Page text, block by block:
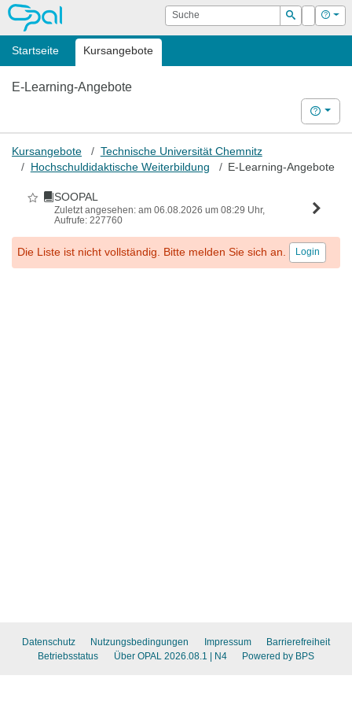
OPAL Suche
Suchen
Login Hilfe
Startseite Kursangebote
E-Learning-Angebote
Hilfe
Kursangebote
Technische Universität Chemnitz
Hochschuldidaktische Weiterbildung
E-Learning-Angebote
Als Favorit markieren
SOOPAL
Zuletzt angesehen: am 06.08.2026 um 08:29 Uhr,
Aufrufe: 227760
Die Liste ist nicht vollständig. Bitte melden Sie sich an. Login
Datenschutz Nutzungsbedingungen Impressum
Barrierefreiheit
Betriebsstatus
Über OPAL 2026.08.1 | N4 Powered by BPS